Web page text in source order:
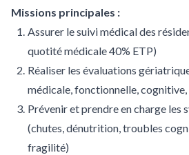
Missions principales :
Assurer le suivi médical des
quotité médicale 40% ETP)
Réaliser les évaluations
médicale, fonctionnelle, cognitive,
Prévenir et prendre en charge les
(chutes, dénutrition, troubles
fragilité)